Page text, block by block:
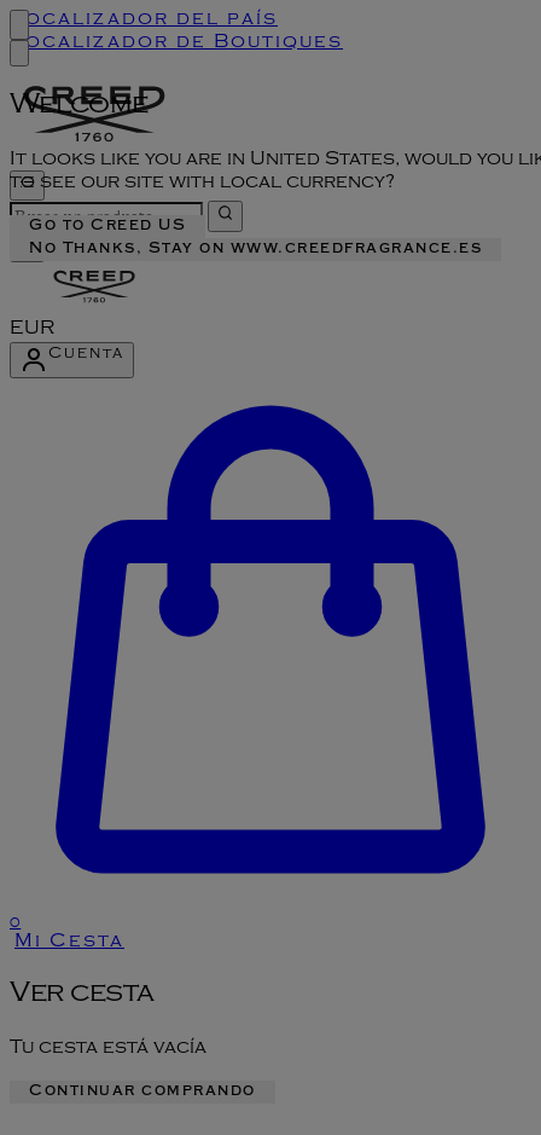
Welcome
It looks like you are in United States, would you
to see our site with local currency?
Go to Creed US
No Thanks, Stay on www.creedfragrance.es
Localizador del país
Localizador de Boutiques
EUR
Cuenta
0
Mi Cesta
Ver cesta
Tu cesta está vacía
Continuar comprando